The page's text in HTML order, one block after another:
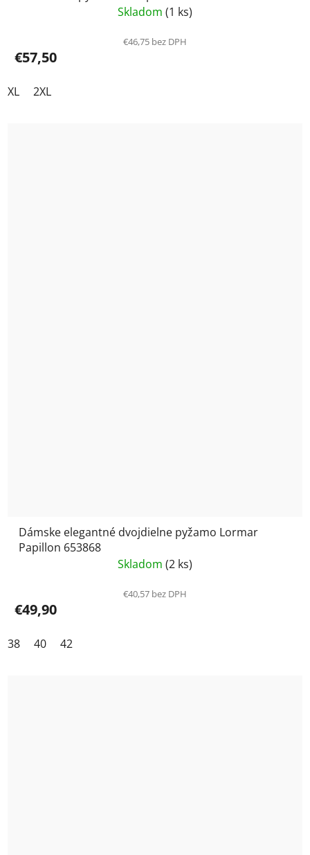
Skladom (1 ks)
€46,75 bez DPH
€57,50
XL 2XL
Dámske elegantné dvojdielne pyžamo Lormar
Papillon 653868
Skladom (2 ks)
€40,57 bez DPH
€49,90
38 40 42